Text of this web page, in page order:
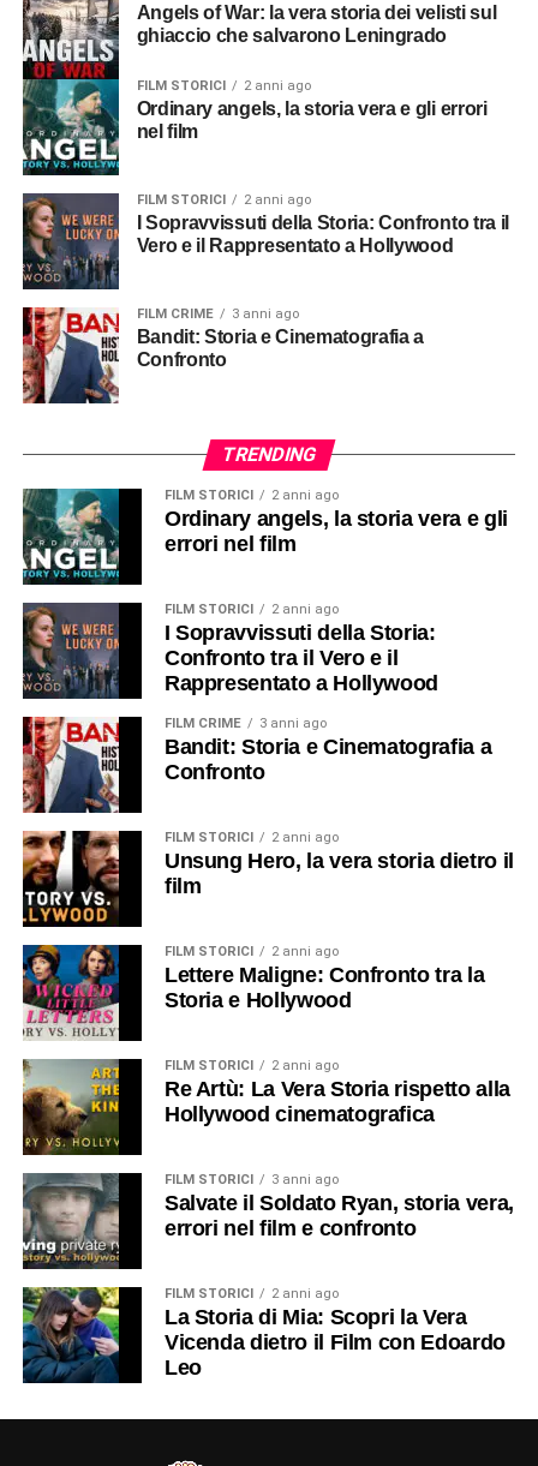
Angels of War: la vera storia dei velisti sul
ghiaccio che salvarono Leningrado
FILM STORICI 2 anni ago
Ordinary angels, la storia vera e gli errori
nel film
FILM STORICI 2 anni ago
Vero e il Rappresentato a Hollywood
FILM CRIME 3 anni ago
Bandit: Storia e Cinematografia a
Confronto
TRENDING
FILM STORICI 2 anni ago
Ordinary angels, la storia vera e gli
errori nel film
FILM STORICI 2 anni ago
I Sopravvissuti della Storia:
Confronto tra il Vero e il
Rappresentato a Hollywood
FILM CRIME 3 anni ago
Bandit: Storia e Cinematografia a
Confronto
FILM STORICI 2 anni ago
Unsung Hero, la vera storia dietro il
film
FILM STORICI 2 anni ago
Lettere Maligne: Confronto tra la
Storia e Hollywood
FILM STORICI 2 anni ago
Re Artù: La Vera Storia rispetto alla
Hollywood cinematografica
FILM STORICI 3 anni ago
Salvate il Soldato Ryan, storia vera,
errori nel film e confronto
FILM STORICI 2 anni ago
La Storia di Mia: Scopri la Vera
Vicenda dietro il Film con Edoardo
Leo